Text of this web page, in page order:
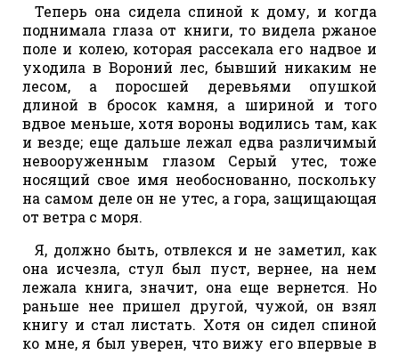
Теперь она сидела спиной к дому, и когда
поднимала глаза от книги, то видела ржаное
поле и колею, которая рассекала его надвое и
уходила в Вороний лес, бывший никаким не
лесом, а поросшей деревьями опушкой
длиной в бросок камня, а шириной и того
вдвое меньше, хотя вороны водились там, как
и везде; еще дальше лежал едва различимый
невооруженным глазом Серый утес, тоже
носящий свое имя необоснованно, поскольку
на самом деле он не утес, а гора, защищающая
от ветра с моря.
Я, должно быть, отвлекся и не заметил, как
она исчезла, стул был пуст, вернее, на нем
лежала книга, значит, она еще вернется. Но
раньше нее пришел другой, чужой, он взял
книгу и стал листать. Хотя он сидел спиной
ко мне, я был уверен, что вижу его впервые в